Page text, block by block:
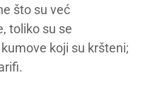
što su već
toliko su se
koji su kršteni;